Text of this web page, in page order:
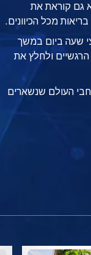
גם קוראת את
מכל הכיוונים.
שעה ביום במשך
הרגשיים ולחלץ את
העולם שנשארים